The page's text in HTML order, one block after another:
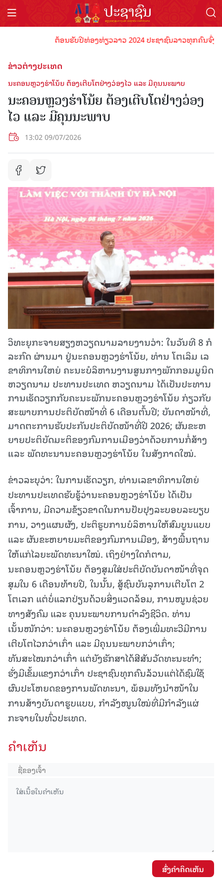
ຕ້ອນຮັບປີທ່ອງທ່ຽວລາວ 2024 ປະຊາຊົນລາວທຸກຄົນຈົ່ງພ້
ຂ່າວຕ່າງປະເທດ
ນະຄອນຫຼວງຮ່າ​ໂນ້ຍ ຕ້ອງ​ເຕີບ​ໂຕ​ຢ່າງວ່ອງ​ໄວ ແລະ ມີ​ຄຸນ​ນະ​ພາບ
ນະຄອນຫຼວງຮ່າ​ໂນ້ຍ ຕ້ອງ​ເຕີບ​ໂຕ​ຢ່າງວ່ອງ​
ໄວ ແລະ ມີ​ຄຸນ​ນະ​ພາບ
13:02 09/07/2026
ວິທະຍຸກະຈາຍສຽງຫວຽດນາມລາຍງານວ່າ: ໃນ​ວັ​ນ​ທີ 8 ກໍ​
ລະ​ກົດ ຜ່ານມາ ຢູ່ນະຄອນຫຼວງ​ຮ່າ​ໂນ້ຍ, ທ່ານ ໂຕ​ເລິມ ເລ​
ຂາ​ທິ​ການ​ໃຫຍ່ ຄະ​ນະ​ບໍ​ລິ​ຫານ​ງານ​ສູນ​ກາງ​ພັກ​ກອມ​ມູ​ນິດ
ຫວຽດ​ນາມ ປະ​ທານ​ປະ​ເທດ ຫວຽດ​ນາມ ໄດ້​ເປັນ​ປະ​ທານ​
ການ​ເຮັດ​ວຽກ​ກັບ​ຄະ​ນະ​ພັກ​ນະ​ຄອນຫຼວງຮ່າ​ໂນ້ຍ ກ່ຽວ​ກັບ​
ສະ​ພາບ​ການ​ປະ​ຕິ​ບັດ​ໜ້າ​ທີ່ 6 ເດືອນ​ຕົ້ນ​ປີ; ບັນ​ດາ​ໜ້າ​ທີ່,
ມາດ​ຕະ​ການ​ຮັບ​ປະ​ກັນ​ປະ​ຕິ​ບັດ​ໜ້າ​ທີ່ປີ 2026; ຜັນ​ຂະ​ຫ
ຍາຍ​ປະ​ຕິ​ບັດ​ມະ​ຕິ​ຂອງ​ກົມ​ການ​ເມືອງ​ວ່າ​ດ້ວຍ​ການ​ກໍ່​ສ້າງ
ແລະ ພັດ​ທະ​ນາ​ນະ​ຄອນຫຼວງຮ່າ​ໂນ້ຍ ໃນ​ສັງ​ກາດ​ໃໝ່.
ຂ່າວລະບຸວ່າ: ໃນການເຮັດວຽກ, ທ່ານເລຂາທິການໃຫຍ່
ປະທານປະເທດຮັບຮູ້ວ່ານະຄອນຫຼວງຮ່າໂນ້ຍ ໄດ້ເປັນ
ເຈົ້າການ, ມີຄວາມຂ້ຽວຂາດໃນການປັບປຸງລະບອບລະບຽບ
ການ, ວາງແຜນຜັງ, ປະຕິຮູບການບໍລິຫານໃຫ້ສົມບູນແບບ
ແລະ ຜັນຂະຫຍາຍມະຕິຂອງກົມການເມືອງ, ສ້າງພື້ນຖານ
ໃຫ້ແກ່ໄລຍະພັດທະນາໃໝ່. ເຖິງຢ່າງໃດກໍຕາມ,
ນະຄອນຫຼວງຮ່າໂນ້ຍ ຕ້ອງສຸມໃສ່ປະຕິບັດບັນດາໜ້າທີ່ຈຸດ
ສຸມໃນ 6 ເດືອນທ້າຍປີ, ໃນນັ້ນ, ສູ້ຊົນບັນລຸການເຕີບໂຕ 2
ໂຕເລກ ແຕ່ບໍ່ແລກປ່ຽນດ້ວຍສິ່ງແວດລ້ອມ, ການໜູນຊ່ວຍ
ທາງສັງຄົມ ແລະ ຄຸນນະພາບການດຳລົງຊີວິດ. ທ່ານ
ເນັ້ນໜັກວ່າ: ນະຄອນຫຼວງຮ່າໂນ້ຍ ຕ້ອງເພີ່ມທະວີມີການ
ເຕີບໂຕໄວກວ່າເກົ່າ ແລະ ມີຄຸນນະພາບກວ່າເກົ່າ;
ທັນສະໄໝກວ່າເກົ່າ ແຕ່ຍັງຮັກສາໄດ້ສີສັນວັດທະນະທຳ;
ຮັ່ງມີເຂັ້ມແຂງກວ່າເກົ່າ ປະຊາຊົນທຸກຄົນລ້ວນແຕ່ໄດ້ຊົມໃຊ້
ຜົນປະໂຫຍດຂອງການພັດທະນາ, ພ້ອມທັງນຳໜ້າໃນ
ການສ້າງບັນດາຮູບແບບ, ກຳລັງໜູນໃໝ່ທີ່ມີກຳລັງແຜ່
ກະຈາຍໃນທົ່ວປະເທດ.
ຄໍາເຫັນ
ສົ່ງຄໍາຄິດເຫັນ